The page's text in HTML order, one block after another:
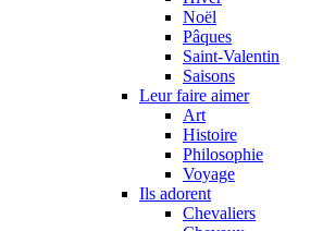
Noël
Pâques
Saint-Valentin
Saisons
Leur faire aimer
Art
Histoire
Philosophie
Voyage
Ils adorent
Chevaliers